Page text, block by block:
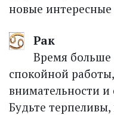
новые интересные
Рак
Время больше
спокойной
внимательности и
Будьте